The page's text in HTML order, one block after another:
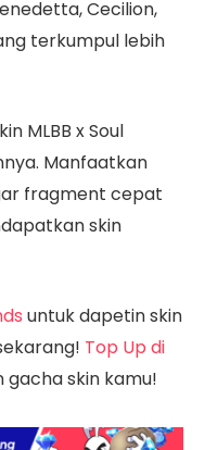
Cecilion,
terkumpul lebih
MLBB x Soul
Manfaatkan
fragment cepat
skin
untuk dapetin skin
Top Up di
skin kamu!